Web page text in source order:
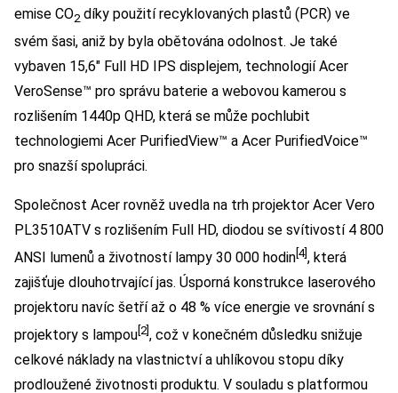
emise CO2 díky použití recyklovaných plastů (PCR) ve
svém šasi, aniž by byla obětována odolnost. Je také
vybaven 15,6″ Full HD IPS displejem, technologií Acer
VeroSense™ pro správu baterie a webovou kamerou s
rozlišením 1440p QHD, která se může pochlubit
technologiemi Acer PurifiedView™ a Acer PurifiedVoice™
pro snazší spolupráci.
Společnost Acer rovněž uvedla na trh projektor Acer Vero
PL3510ATV s rozlišením Full HD, diodou se svítivostí 4 800
ANSI lumenů a životností lampy 30 000 hodin[4], která
zajišťuje dlouhotrvající jas. Úsporná konstrukce laserového
projektoru navíc šetří až o 48 % více energie ve srovnání s
projektory s lampou [2] , což v konečném důsledku snižuje
celkové náklady na vlastnictví a uhlíkovou stopu díky
prodloužené životnosti produktu. V souladu s platformou